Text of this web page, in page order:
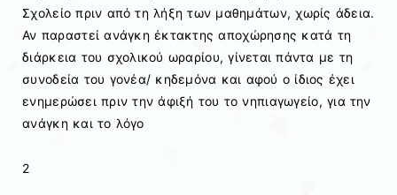
Σχολείο πριν από τη λήξη των μαθημάτων, χωρίς άδεια.
Αν παραστεί ανάγκη έκτακτης αποχώρησης κατά τη
διάρκεια του σχολικού ωραρίου, γίνεται πάντα με τη
συνοδεία του γονέα/ κηδεμόνα και αφού ο ίδιος έχει
ενημερώσει πριν την άφιξή του το νηπιαγωγείο, για την
ανάγκη και το λόγο
2